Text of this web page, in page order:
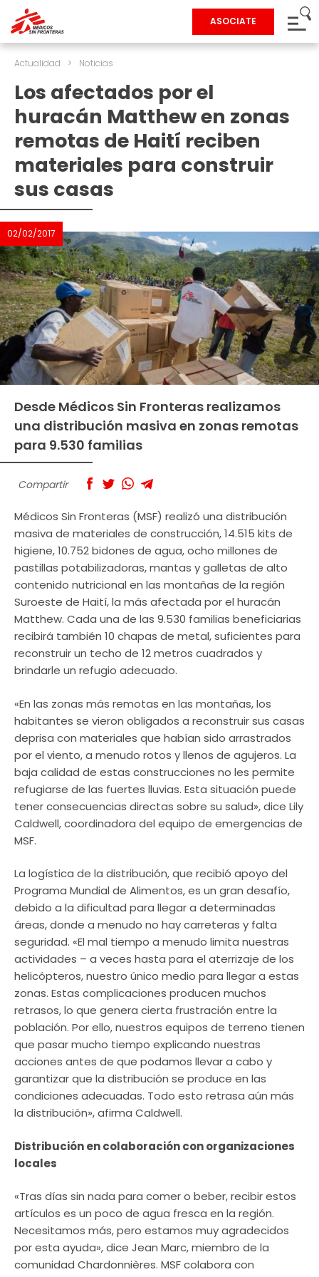
ASOCIATE
Actualidad > Noticias
Los afectados por el
huracán Matthew en zonas
remotas de Haití reciben
materiales para construir
sus casas
02/02/2017
Desde Médicos Sin Fronteras realizamos
una distribución masiva en zonas remotas
para 9.530 familias
Compartir
Médicos Sin Fronteras (MSF) realizó una distribución
masiva de materiales de construcción, 14.515 kits de
higiene, 10.752 bidones de agua, ocho millones de
pastillas potabilizadoras, mantas y galletas de alto
contenido nutricional en las montañas de la región
Suroeste de Haití, la más afectada por el huracán
Matthew. Cada una de las 9.530 familias beneficiarias
recibirá también 10 chapas de metal, suficientes para
reconstruir un techo de 12 metros cuadrados y
brindarle un refugio adecuado.
«En las zonas más remotas en las montañas, los
habitantes se vieron obligados a reconstruir sus casas
deprisa con materiales que habían sido arrastrados
por el viento, a menudo rotos y llenos de agujeros. La
baja calidad de estas construcciones no les permite
refugiarse de las fuertes lluvias. Esta situación puede
tener consecuencias directas sobre su salud», dice Lily
Caldwell, coordinadora del equipo de emergencias de
MSF.
La logística de la distribución, que recibió apoyo del
Programa Mundial de Alimentos, es un gran desafío,
debido a la dificultad para llegar a determinadas
áreas, donde a menudo no hay carreteras y falta
seguridad. «El mal tiempo a menudo limita nuestras
actividades – a veces hasta para el aterrizaje de los
helicópteros, nuestro único medio para llegar a estas
zonas. Estas complicaciones producen muchos
retrasos, lo que genera cierta frustración entre la
población. Por ello, nuestros equipos de terreno tienen
que pasar mucho tiempo explicando nuestras
acciones antes de que podamos llevar a cabo y
garantizar que la distribución se produce en las
condiciones adecuadas. Todo esto retrasa aún más
la distribución», afirma Caldwell.
Distribución en colaboración con organizaciones
locales
«Tras días sin nada para comer o beber, recibir estos
artículos es un poco de agua fresca en la región.
Necesitamos más, pero estamos muy agradecidos
por esta ayuda», dice Jean Marc, miembro de la
comunidad Chardonnières. MSF colabora con